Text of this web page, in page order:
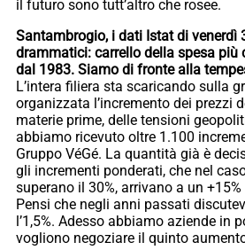
il futuro sono tutt’altro che rosee.
Santambrogio, i dati Istat di venerdì
drammatici: carrello della spesa più
dal 1983. Siamo di fronte alla
L’intera filiera sta scaricando sulla
organizzata l’incremento dei prezzi
materie prime, delle tensioni
abbiamo ricevuto oltre 1.100
Gruppo VéGé. La quantità già è
gli incrementi ponderati, che nel
superano il 30%, arrivano a un
Pensi che negli anni passati
l’1,5%. Adesso abbiamo aziende in
vogliono negoziare il quinto